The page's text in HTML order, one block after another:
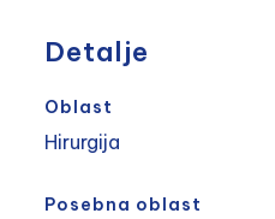
Detalje
Oblast
Hirurgija
Posebna oblast